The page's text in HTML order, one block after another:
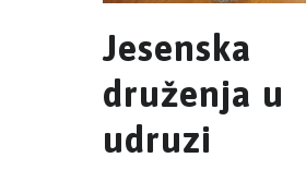
Jesenska
druženja u
udruzi